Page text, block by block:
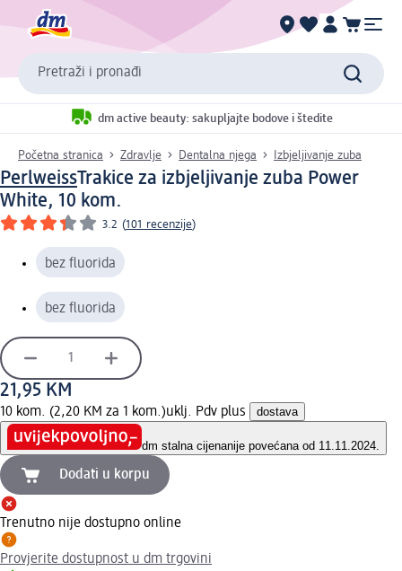
Pretraži i pronađi
dm active beauty: sakupljajte bodove i štedite
Početna stranica Zdravlje Dentalna njega Izbjeljivanje zuba
PerlweissTrakice za izbjeljivanje zuba Power
White, 10 kom.
3.2 (101 recenzije)
bez fluorida
bez fluorida
21,95 KM
10 kom. (2,20 KM za 1 kom.)uklj. Pdv plus dostava
dm stalna cijenanije povećana od 11.11.2024.
Dodati u korpu
Trenutno nije dostupno online
Provjerite dostupnost u dm trgovini